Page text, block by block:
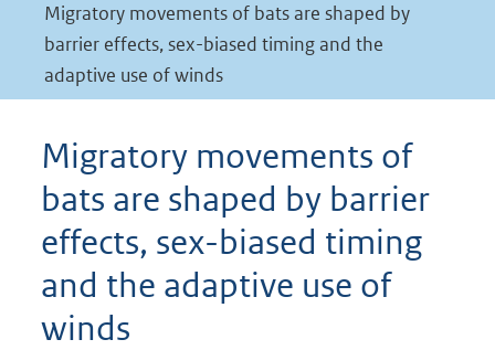
Migratory movements of bats are shaped by
barrier effects, sex-biased timing and the
adaptive use of winds
Migratory movements of
bats are shaped by barrier
effects, sex-biased timing
and the adaptive use of
winds